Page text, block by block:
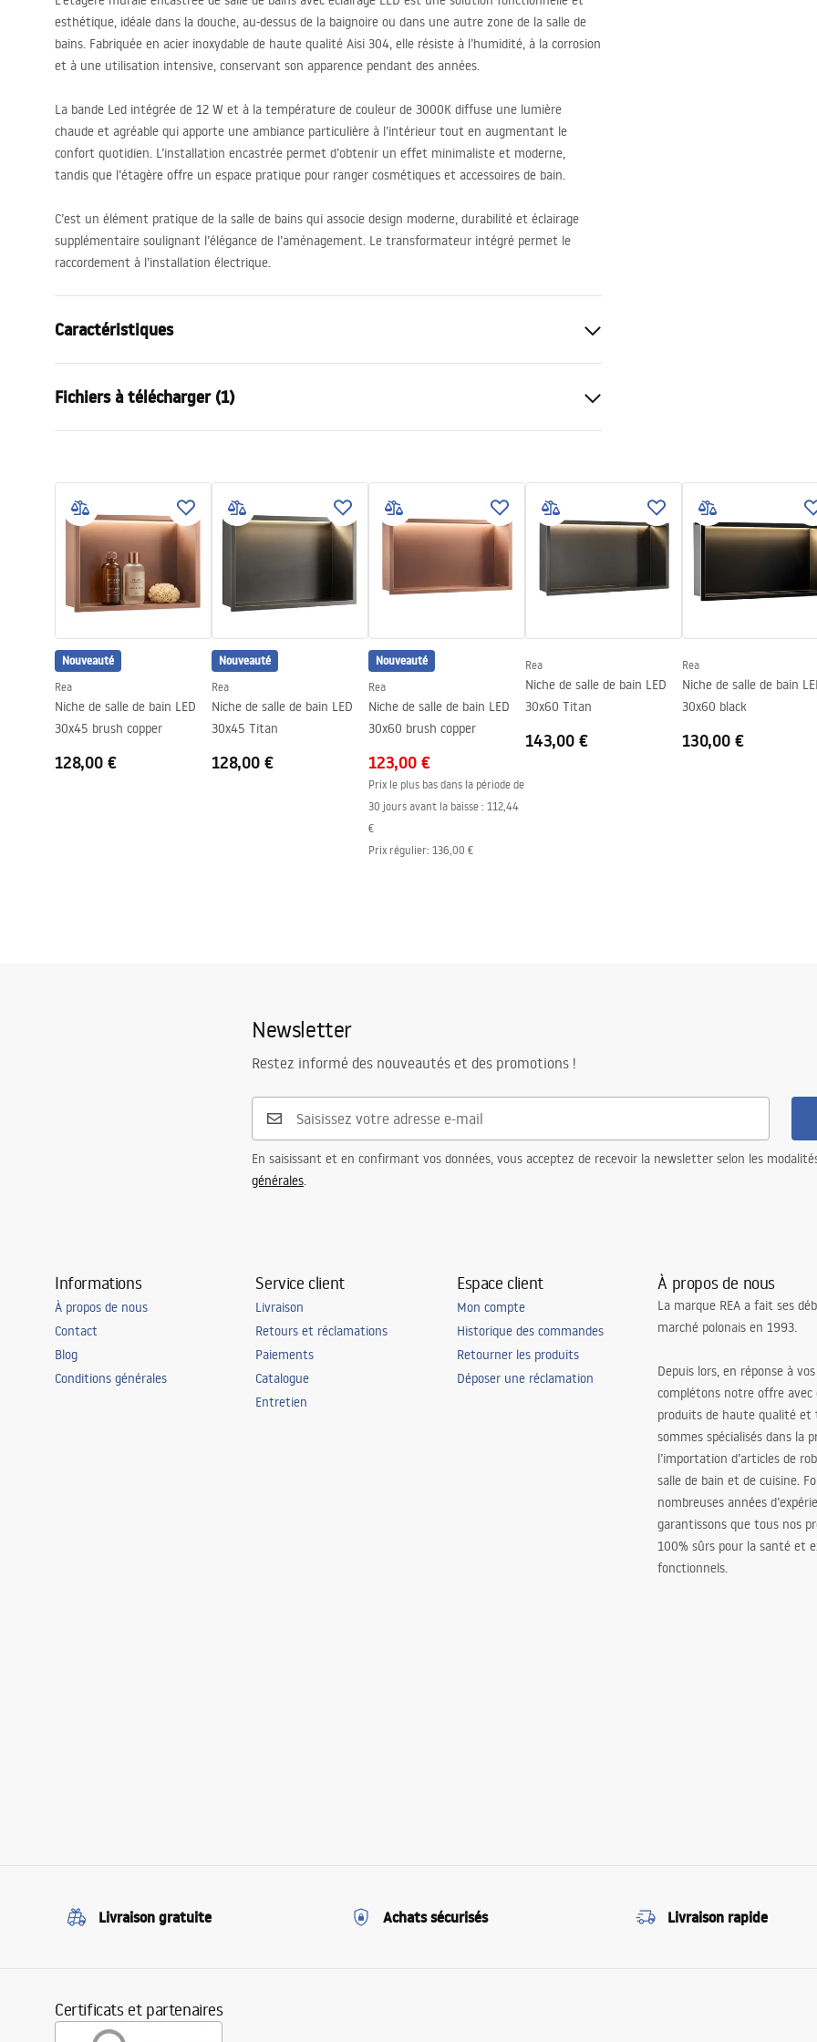
esthétique, idéale dans la douche, au-dessus de la baignoire ou dans une autre zone de la salle de
bains. Fabriquée en acier inoxydable de haute qualité Aisi 304, elle résiste à l’humidité, à la corrosion
et à une utilisation intensive, conservant son apparence pendant des années.
La bande Led intégrée de 12 W et à la température de couleur de 3000K diffuse une lumière
chaude et agréable qui apporte une ambiance particulière à l’intérieur tout en augmentant le
confort quotidien. L’installation encastrée permet d’obtenir un effet minimaliste et moderne,
tandis que l’étagère offre un espace pratique pour ranger cosmétiques et accessoires de bain.
C’est un élément pratique de la salle de bains qui associe design moderne, durabilité et éclairage
supplémentaire soulignant l’élégance de l’aménagement. Le transformateur intégré permet le
raccordement à l’installation électrique.
Caractéristiques
Matériel
Méthode de montage
Auto-adhésif
Profondeur
100
mm
Garantie
24 mois
Fichiers à télécharger (1)
Warranty_Terms_and_Conditions_Accessories_-_24.pdf
Nouveauté
Rea
Niche de salle de bain LED
30x45 brush copper
128,00 €
Nouveauté
Rea
Niche de salle de bain LED
30x45 Titan
128,00 €
Nouveauté
Rea
Niche de salle de bain LED
30x60 brush copper
123,00 €
Prix le plus bas dans la période de
30 jours avant la baisse : 112,44
€
Prix régulier: 136,00 €
Rea
Niche de salle de bain LED
30x60 Titan
143,00 €
Rea
Niche de salle de bain
30x60 black
130,00 €
Newsletter
Restez informé des nouveautés et des promotions !
En saisissant et en confirmant vos données, vous acceptez de recevoir la newsletter selon les
générales.
Informations
À propos de nous
Contact
Blog
Conditions générales
Service client
Livraison
Retours et réclamations
Paiements
Catalogue
Entretien
Espace client
Mon compte
Historique des commandes
Retourner les produits
Déposer une réclamation
À propos de nous
La marque REA a fait ses
marché polonais en 1993.
Depuis lors, en réponse à
complétons notre offre avec
produits de haute qualité et
sommes spécialisés dans la
l’importation d’articles de
salle de bain et de cuisine.
nombreuses années
garantissons que tous nos
100% sûrs pour la santé et
fonctionnels.
Livraison gratuite Achats sécurisés Livraison rapide
Certificats et partenaires